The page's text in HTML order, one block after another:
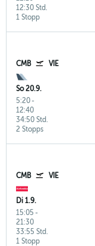
1 Stopp
12:30 Std.
CMB VIE
So 20.9.
5:20-
12:40
2 Stopps
34:50 Std.
CMB VIE
Di 1.9.
15:05 -
21:30
1 Stopp
33:55 Std.